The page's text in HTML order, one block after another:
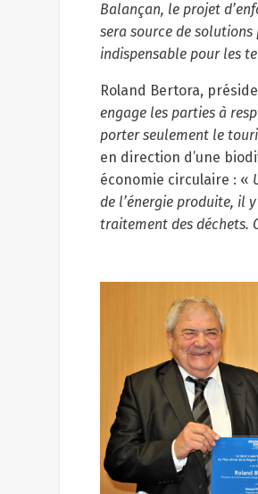
Balançan, le projet
sera source de solutions
indispensable pour les
Roland Bertora,
engage les parties à
porter seulement le
en direction d’une
économie circulaire : «
de l’énergie produite, il
traitement des déchets.